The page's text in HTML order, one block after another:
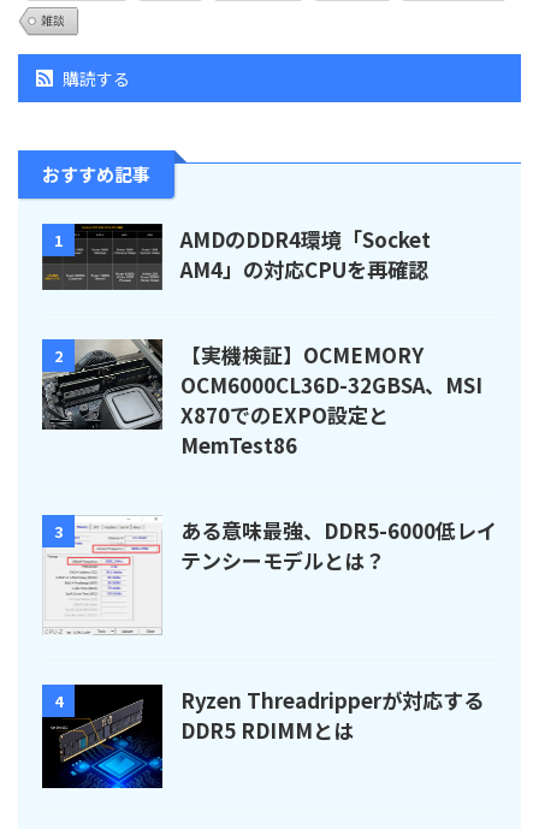
雑談
購読する
おすすめ記事
1
AMDのDDR4環境「Socket
AM4」の対応CPUを再確認
2
【実機検証】OCMEMORY
OCM6000CL36D-32GBSA、MSI
X870でのEXPO設定と
MemTest86
3
ある意味最強、DDR5-6000低レイ
テンシーモデルとは？
4
Ryzen Threadripperが対応する
DDR5 RDIMMとは